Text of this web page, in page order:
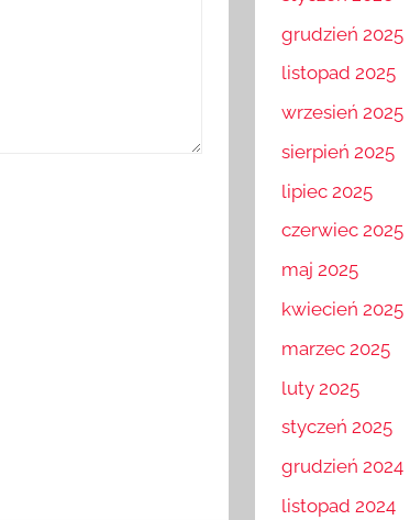
grudzień 2025
listopad 2025
wrzesień 2025
sierpień 2025
lipiec 2025
czerwiec 2025
maj 2025
kwiecień 2025
marzec 2025
luty 2025
styczeń 2025
grudzień 2024
listopad 2024